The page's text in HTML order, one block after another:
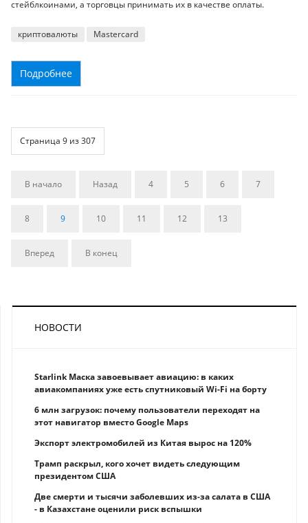
стейблкоинами, а торговцы принимать их в качестве оплаты.
криптовалюты Masterсard
Подробнее
Страница 9 из 307
В начало Назад 4 5 6 7
8 9 10 11 12 13
Вперед В конец
НОВОСТИ
Starlink Маска завоевывает авиацию: в каких
авиакомпаниях уже есть спутниковый Wi-Fi на борту
6 млн загрузок: почему пользователи переходят на
этот навигатор вместо Google Maps
Экспорт электромобилей из Китая вырос на 120%
Трамп раскрыл, кого хочет видеть следующим
президентом США
Две смерти и тысячи заболевших из-за салата в США
- в Казахстане оценили риск вспышки